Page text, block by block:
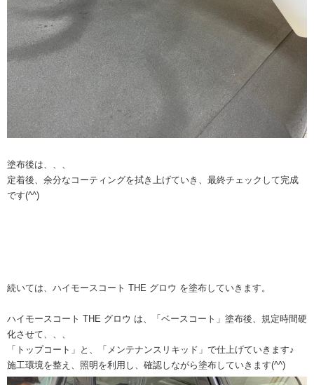
塗布後は、、、
定着後、余分なコーティングを拭き上げていき、最終チェックして完成
です(^^)
続いては、ハイモースコート THE グロウ を塗布していきます。
ハイモースコート THE グロウ は、「ベースコート」塗布後、規定時間硬
化させて、、、
「トップコート」と、「メンテナンスリキッド」で仕上げていきます♪
施工環境を整え、照明を利用し、確認しながら塗布していきます(^^)